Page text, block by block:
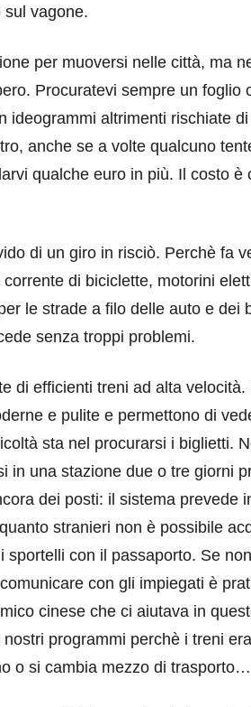
sul vagone.
per muoversi nelle città, ma
Procuratevi sempre un foglio
ideogrammi altrimenti rischiate
anche se a volte qualcuno
qualche euro in più. Il costo è
di un giro in risciò. Perchè fa
di biciclette, motorini
le strade a filo delle auto e dei
senza troppi problemi.
di efficienti treni ad alta velocità.
e pulite e permettono di
sta nel procurarsi i biglietti.
in una stazione due o tre giorni
dei posti: il sistema prevede
stranieri non è possibile
con il passaporto. Se
con gli impiegati è
cinese che ci aiutava in
programmi perchè i treni
o si cambia mezzo di trasporto…
Grecia di
Viaggio
Marzo